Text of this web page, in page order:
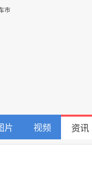
市
片 视频 资讯